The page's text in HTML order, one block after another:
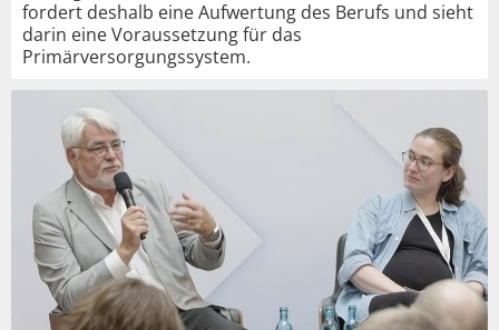
fordert deshalb eine Aufwertung des Berufs und sieht
darin eine Voraussetzung für das
Primärversorgungssystem.